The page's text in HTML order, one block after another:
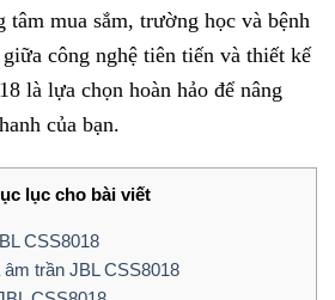
tâm mua sắm, trường học và bệnh
công nghệ tiên tiến và thiết kế
là lựa chọn hoàn hảo để nâng
của bạn.
lục cho bài viết
CSS8018
trần JBL CSS8018